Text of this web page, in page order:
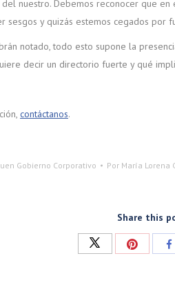
nuestro. Debemos reconocer que
sesgos y quizás estemos cegados por
notado, todo esto supone la
decir un directorio fuerte y qué
contáctanos.
Gobierno Corporativo Por María Lorena
Share this
Compartir